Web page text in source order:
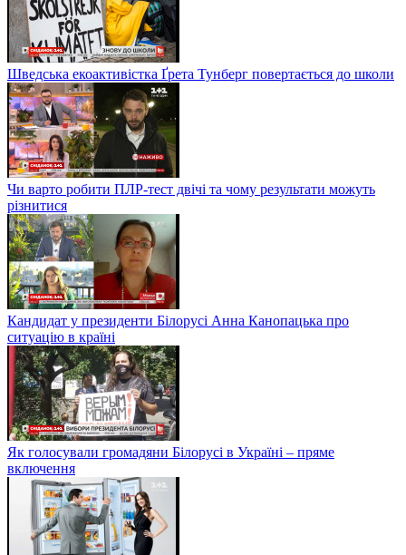
Шведська екоактивістка Ґрета Тунберг повертається до школи
Чи варто робити ПЛР-тест двічі та чому результати можуть
різнитися
Кандидат у президенти Білорусі Анна Канопацька про
ситуацію в країні
Як голосували громадяни Білорусі в Україні – пряме
включення